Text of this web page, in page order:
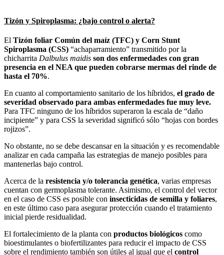
Tizón y Spiroplasma: ¿bajo control o alerta?
El Tizón foliar Común del maíz (TFC) y Corn Stunt
Spiroplasma (CSS) “achaparramiento” transmitido por la
chicharrita Dalbulus maidis son dos enfermedades con gran
presencia en el NEA que pueden cobrarse mermas del rinde de
hasta el 70%.
En cuanto al comportamiento sanitario de los híbridos, el grado de
severidad observado para ambas enfermedades fue muy leve.
Para TFC ninguno de los híbridos superaron la escala de “daño
incipiente” y para CSS la severidad significó sólo “hojas con bordes
rojizos”.
No obstante, no se debe descansar en la situación y es recomendable
analizar en cada campaña las estrategias de manejo posibles para
mantenerlas bajo control.
Acerca de la resistencia y/o tolerancia genética, varias empresas
cuentan con germoplasma tolerante. Asimismo, el control del vector
en el caso de CSS es posible con insecticidas de semilla y foliares,
en este último caso para asegurar protección cuando el tratamiento
inicial pierde residualidad.
El fortalecimiento de la planta con productos biológicos como
bioestimulantes o biofertilizantes para reducir el impacto de CSS
sobre el rendimiento también son útiles al igual que el control